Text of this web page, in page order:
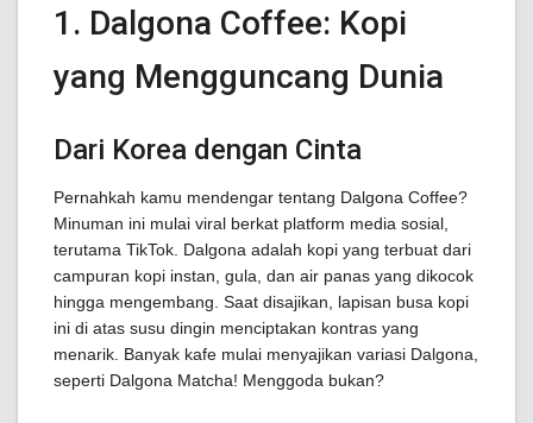
1. Dalgona Coffee: Kopi
yang Mengguncang Dunia
Dari Korea dengan Cinta
Pernahkah kamu mendengar tentang Dalgona Coffee?
Minuman ini mulai viral berkat platform media sosial,
terutama TikTok. Dalgona adalah kopi yang terbuat dari
campuran kopi instan, gula, dan air panas yang dikocok
hingga mengembang. Saat disajikan, lapisan busa kopi
ini di atas susu dingin menciptakan kontras yang
menarik. Banyak kafe mulai menyajikan variasi Dalgona,
seperti Dalgona Matcha! Menggoda bukan?